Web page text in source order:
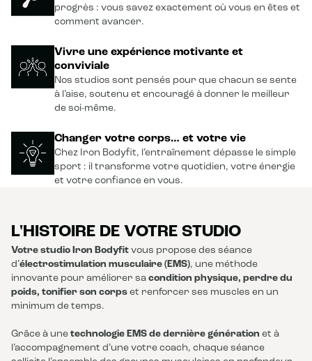
progrès : vous savez exactement où vous en êtes et
comment avancer.
Vivre une expérience motivante et
conviviale
Nos studios sont pensés pour que chacun se sente
à l’aise, soutenu et encouragé à donner le meilleur
de soi-même.
Changer votre corps… et votre vie
Chez Iron Bodyfit, l’entraînement dépasse le simple
sport : il transforme votre quotidien, votre énergie
et votre confiance en vous.
L'HISTOIRE DE VOTRE STUDIO
Votre studio Iron Bodyfit vous propose des séance
d’électrostimulation musculaire (EMS), une méthode
innovante pour améliorer sa condition physique, perdre du
poids, tonifier son corps et renforcer ses muscles en un
minimum de temps.
Grâce à une technologie EMS de dernière génération et à
l’accompagnement d’une votre coach, chaque séance